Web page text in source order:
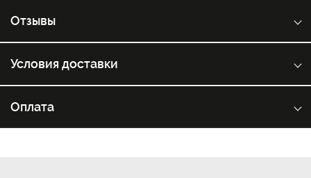
Отзывы
Условия доставки
Оплата